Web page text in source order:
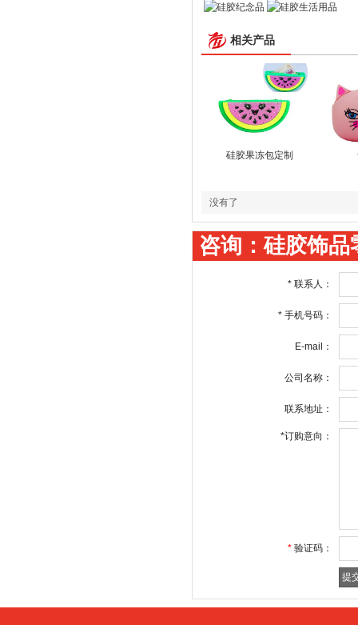
相关产品
硅胶果冻包定制
没有了
咨询：硅胶饰品
* 联系人：
* 手机号码：
E-mail：
公司名称：
联系地址：
*订购意向：
* 验证码：